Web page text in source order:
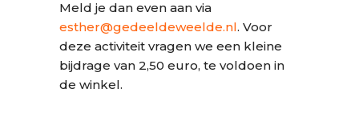
Meld je dan even aan via
esther@gedeeldeweelde.nl. Voor
deze activiteit vragen we een kleine
bijdrage van 2,50 euro, te voldoen in
de winkel.